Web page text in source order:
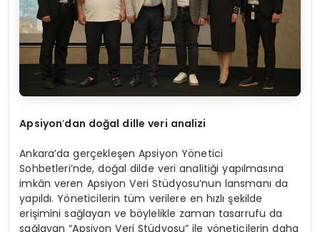
Apsiyon’dan doğal dille veri analizi
Ankara’da gerçekleşen Apsiyon Yönetici
Sohbetleri’nde, doğal dilde veri analitiği yapılmasına
imkân veren Apsiyon Veri Stüdyosu’nun lansmanı da
yapıldı. Yöneticilerin tüm verilere en hızlı şekilde
erişimini sağlayan ve böylelikle zaman tasarrufu da
sağlayan “Apsiyon Veri Stüdyosu” ile yöneticilerin daha